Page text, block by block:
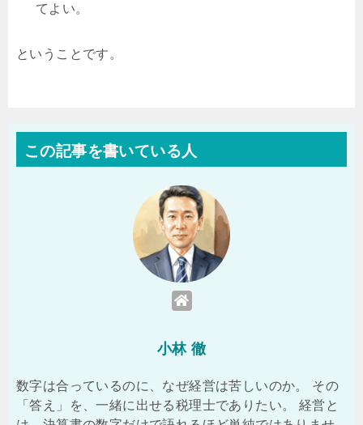
てよい。
ということです。
この記事を書いている人
小林 徹
数字は合っているのに、なぜ経営は苦しいのか。 その
「答え」を、一緒に出せる税理士でありたい。 経営と